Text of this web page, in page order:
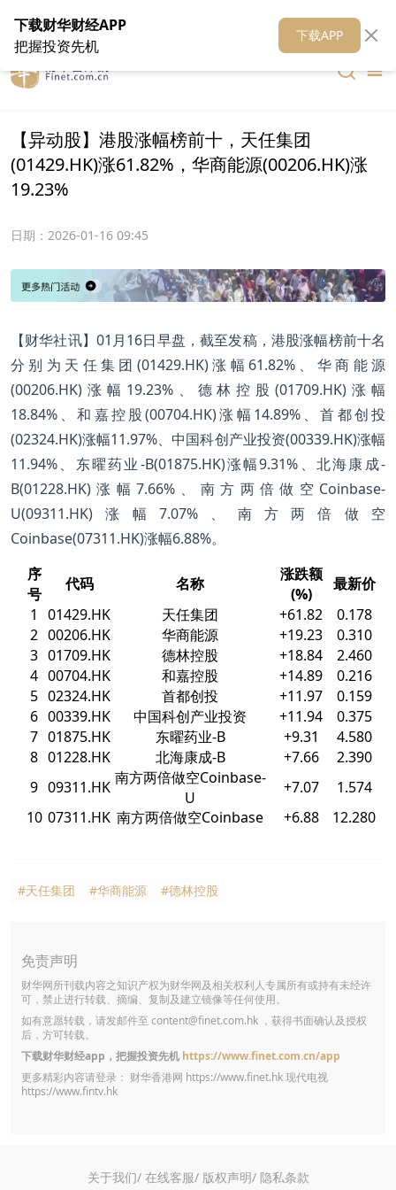
在线客服 关于我们 财华媒体矩阵 财华智库
【异动股】港股涨幅榜前十，天任集团
(01429.HK)涨61.82%，华商能源(00206.HK)涨
19.23%
日期： 2026-01-16 09:45
【财华社讯】01月16日早盘，截至发稿，港股涨幅榜前十名
分别为天任集团(01429.HK)涨幅61.82%、华商能源
(00206.HK)涨幅19.23%、德林控股(01709.HK)涨幅
18.84%、和嘉控股(00704.HK)涨幅14.89%、首都创投
(02324.HK)涨幅11.97%、中国科创产业投资(00339.HK)涨幅
11.94%、东曜药业-B(01875.HK)涨幅9.31%、北海康成-
B(01228.HK)涨幅7.66%、南方两倍做空Coinbase-
U(09311.HK)涨幅7.07%、南方两倍做空
Coinbase(07311.HK)涨幅6.88%。
序
号
代码 名称
涨跌额
(%)
最新价
1
01429.HK 天任集团 +61.82
0.178
2 00206.HK 华商能源 +19.23
0.310
3 01709.HK 德林控股 +18.84
2.460
4 00704.HK 和嘉控股 +14.89
0.216
5 02324.HK 首都创投 +11.97
0.159
6 00339.HK 中国科创产业投资 +11.94
0.375
7 01875.HK 东曜药业-B +9.31
4.580
8 01228.HK 北海康成-B +7.66
2.390
9 09311.HK 南方两倍做空Coinbase-
U
+7.07
1.574
10 07311.HK 南方两倍做空Coinbase +6.88 12.280
#天任集团 #华商能源 #德林控股
免责声明
财华网所刊载内容之知识产权为财华网及相关权利人专属所有或持有未经许
可，禁止进行转载、摘编、复制及建立镜像等任何使用。
如有意愿转载，请发邮件至 content@finet.com.hk ，获得书面确认及授权
后，方可转载。
下载财华财经app，把握投资先机 https://www.finet.com.cn/app
更多精彩内容请登录： 财华香港网 https://www.finet.hk现代电视
https://www.fintv.hk
关于我们/ 在线客服/ 版权声明/ 隐私条款
下载财华财经APP
把握投资先机
下载APP